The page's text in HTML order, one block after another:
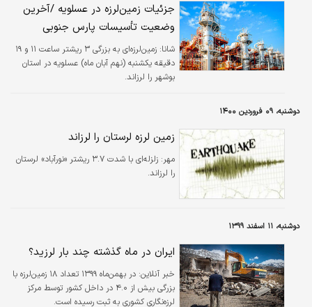
جزئیات زمین‌لرزه در عسلویه /آخرین
وضعیت تأسیسات پارس جنوبی
شانا:
زمین‌لرزه‌ای به بزرگی ۳ ریشتر ساعت ۱۱ و ۱۹
دقیقه یکشنبه (نهم آبان ماه) عسلویه در استان
بوشهر را لرزاند.
دوشنبه، ۰۹ فروردین ۱۴۰۰
زمین لرزه لرستان را لرزاند
مهر:
زلزله‌ای با شدت ۳.۷ ریشتر «نورآباد» لرستان
را لرزاند.
دوشنبه، ۱۱ اسفند ۱۳۹۹
ایران در ماه گذشته چند بار لرزید؟
خبر آنلاین:
در بهمن‌ماه ۱۳۹۹ تعداد ۱۸ زمین‌لرزه با
بزرگی بیش از ۴.۰ در داخل کشور توسط مرکز
لرزه‌نگاری کشوری به ثبت رسیده است.